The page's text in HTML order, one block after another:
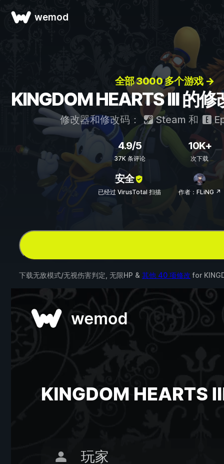
wemod
全部 3000 多个游戏 →
KINGDOM HEARTS III 的
修改器和修改码： Steam 和
4.9/5
37K 条评论
10K+
次下载
安全
已经过 VirusTotal 扫描 作者：FLiNG ↗
下载无敌模式/无视伤害判定, 无限HP & 其他 40 项修改 for